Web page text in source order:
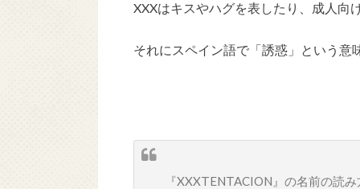
XXXはキスやハグを表したり、成人向
それにスペイン語で「誘惑」という意
『XXXTENTACION』の名前の読み